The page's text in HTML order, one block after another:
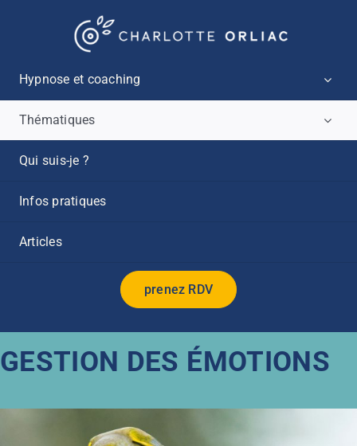
Hypnose et coaching
Thématiques
Qui suis-je ?
Infos pratiques
Articles
prenez RDV
GESTION DES ÉMOTIONS